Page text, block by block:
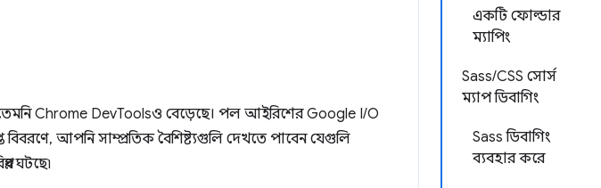
একটি ফোল্ডার
ম্যাপিং
Sass/CSS সোর্স
ম্যাপ ডিবাগিং
Sass ডিবাগিং
ব্যবহার করে
তেমনি Chrome DevToolsও বেড়েছে। পল আইরিশের Google I/O
বিবরণে, আপনি সাম্প্রতিক বৈশিষ্ট্যগুলি দেখতে পাবেন যেগুলি
ঘটছে৷